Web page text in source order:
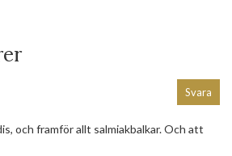
och framför allt salmiakbalkar. Och att
Svara